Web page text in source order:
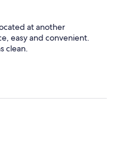
at another
easy and convenient.
clean.